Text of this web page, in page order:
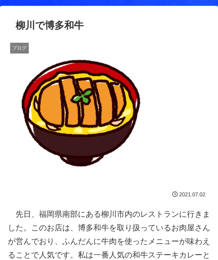
柳川で博多和牛
ブログ
2021.07.02
先日、福岡県南部にある柳川市内のレストランに行きま
した。このお店は、博多和牛を取り扱っているお肉屋さん
が営んでおり、ふんだんに牛肉を使ったメニューが味わえ
ることで人気です。私は一番人気の和牛ステーキカレーと